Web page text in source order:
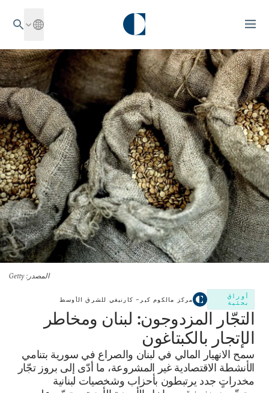
المصدر : Getty
أوراق
بحثية
مركز مالكوم كير– كارنيغي للشرق الأوسط
التجّار المزدوجون: لبنان ومخاطر
الإتجار بالكبتاغون
سمح الانهيار المالي في لبنان والصراع في سورية بتنامي
الأنشطة الاقتصادية غير المشروعة، ما أدّى إلى بروز تجّار
مخدراتٍ جدد يرتبطون بأحزاب وشخصيات لبنانية